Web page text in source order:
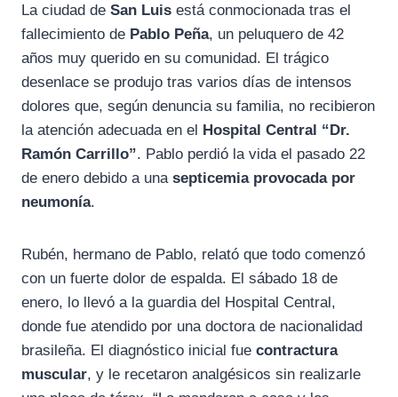
c
e
b
k
l
e
g
m
a
t
s
A
p
p
La ciudad de San Luis está conmocionada tras el
fallecimiento de Pablo Peña, un peluquero de 42
años muy querido en su comunidad. El trágico
desenlace se produjo tras varios días de intensos
dolores que, según denuncia su familia, no recibieron
la atención adecuada en el Hospital Central “Dr.
Ramón Carrillo”. Pablo perdió la vida el pasado 22
de enero debido a una septicemia provocada por
neumonía.
Rubén, hermano de Pablo, relató que todo comenzó
con un fuerte dolor de espalda. El sábado 18 de
enero, lo llevó a la guardia del Hospital Central,
donde fue atendido por una doctora de nacionalidad
brasileña. El diagnóstico inicial fue contractura
muscular, y le recetaron analgésicos sin realizarle